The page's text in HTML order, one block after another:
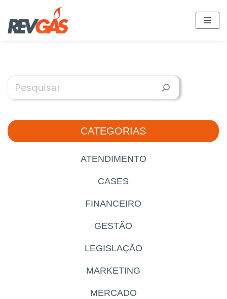
Pular
CATEGORIAS
ATENDIMENTO
CASES
FINANCEIRO
GESTÃO
LEGISLAÇÃO
MARKETING
MERCADO